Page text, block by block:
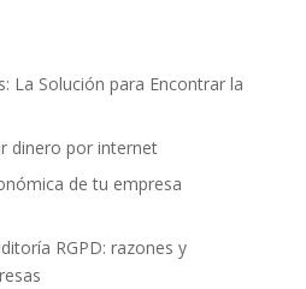
La Solución para Encontrar la
dinero por internet
de tu empresa
RGPD: razones y